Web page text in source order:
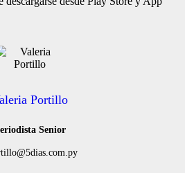
Portillo
Senior